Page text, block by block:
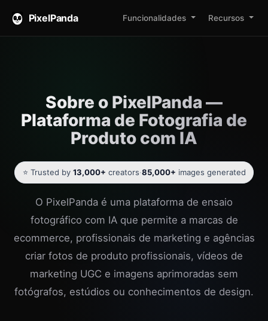
PixelPanda Funcionalidades Recursos
Sobre o PixelPanda —
Plataforma de Fotografia de
Produto com IA
⭐ Trusted by 13,000+ creators·85,000+ images generated
O PixelPanda é uma plataforma de ensaio
fotográfico com IA que permite a marcas de
ecommerce, profissionais de marketing e agências
criar fotos de produto profissionais, vídeos de
marketing UGC e imagens aprimoradas sem
fotógrafos, estúdios ou conhecimentos de design.